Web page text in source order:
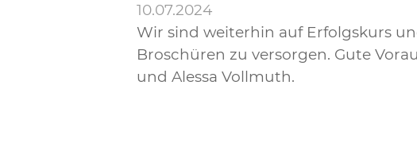
10.07.2024
Wir sind weiterhin auf Erfolgskurs
Broschüren zu versorgen. Gute
und Alessa Vollmuth.